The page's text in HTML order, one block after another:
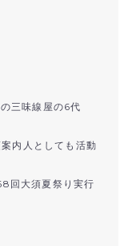
三味線屋の6代
内人としても活動
回大須夏祭り実行